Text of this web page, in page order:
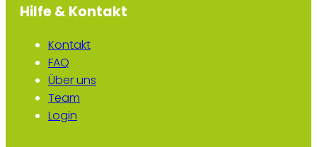
Hilfe & Kontakt
Kontakt
FAQ
Über uns
Team
Login